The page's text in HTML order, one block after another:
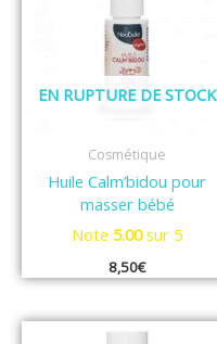
EN RUPTURE DE STOCK
Cosmétique
Huile Calm’bidou pour
masser bébé
Note 5.00sur 5
8,50€